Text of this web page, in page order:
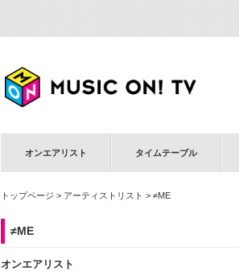
オンエアリスト タイムテーブル
トップページ > アーティストリスト > ≠ME
≠ME
オンエアリスト